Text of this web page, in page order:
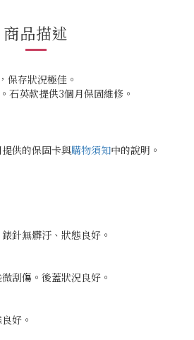
商品描述
保存狀況極佳。
石英款提供3個月保固維修。
供的保固卡與購物須知中的說明。
針無髒汙、狀態良好。
刮傷。後蓋狀況良好。
好。